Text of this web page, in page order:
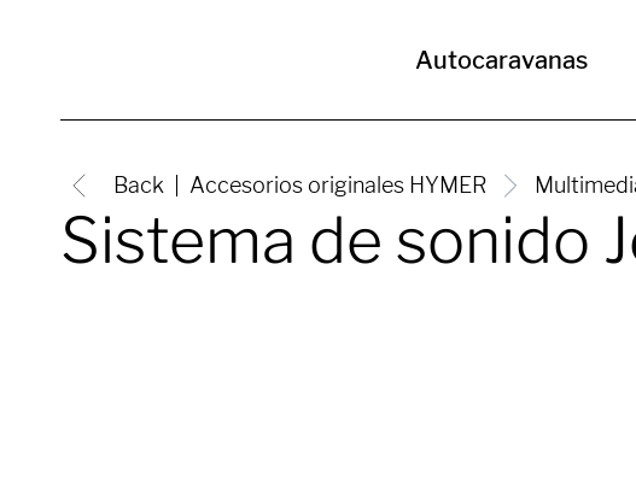
Autocaravanas
Back Accesorios originales HYMER
Sistema de sonido